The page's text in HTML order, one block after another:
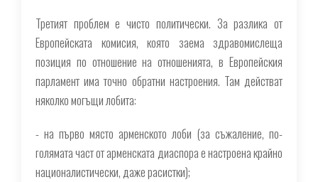
Третият проблем е чисто политически. За разлика от
Европейската комисия, която заема здравомислеща
позиция по отношение на отношенията, в Европейския
парламент има точно обратни настроения. Там действат
няколко могъщи лобита:
- на първо място арменското лоби (за съжаление, по-
голямата част от арменската диаспора е настроена крайно
националистически, даже расистки);